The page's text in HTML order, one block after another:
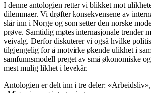
I denne antologien retter vi blikket mot
dilemmaer. Vi drøfter konsekvensene av
slår inn i Norge og som setter den norske
prøve. Samtidig møtes internasjonale trender
veivalg. Derfor diskuterer vi også hvilke
tilgjengelig for å motvirke økende ulikhet i
samfunnsmodell preget av små økonomiske
mest mulig likhet i levekår.
Antologien er delt inn i tre deler: